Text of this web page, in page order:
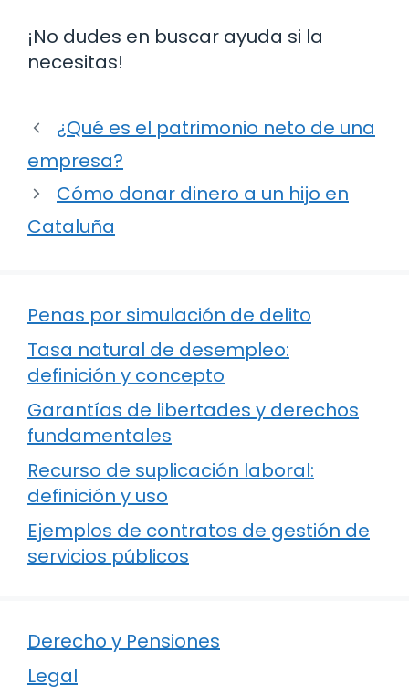
¡No dudes en buscar ayuda si la
necesitas!
¿Qué es el patrimonio neto de una
empresa?
Cómo donar dinero a un hijo en
Cataluña
Penas por simulación de delito
Tasa natural de desempleo:
definición y concepto
Garantías de libertades y derechos
fundamentales
Recurso de suplicación laboral:
definición y uso
Ejemplos de contratos de gestión de
servicios públicos
Derecho y Pensiones
Legal